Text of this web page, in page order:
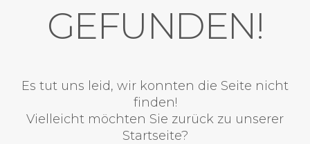
GEFUNDEN!
Es tut uns leid, wir konnten die Seite nicht
finden!
Vielleicht möchten Sie zurück zu unserer
Startseite?